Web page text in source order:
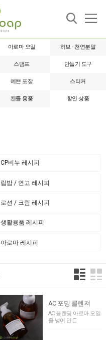
아로마 오일 허브 · 천연분말
스탬프 만들기 도구
예쁜 포장 스티커
캔들 용품 할인 상품
CP비누 레시피
립밤 / 연고 레시피
로션 / 크림 레시피
생활용품 레시피
아로마 레시피
AC 포밍 클렌져
AC 블랜딩 아로마 오일
을 넣어 만든